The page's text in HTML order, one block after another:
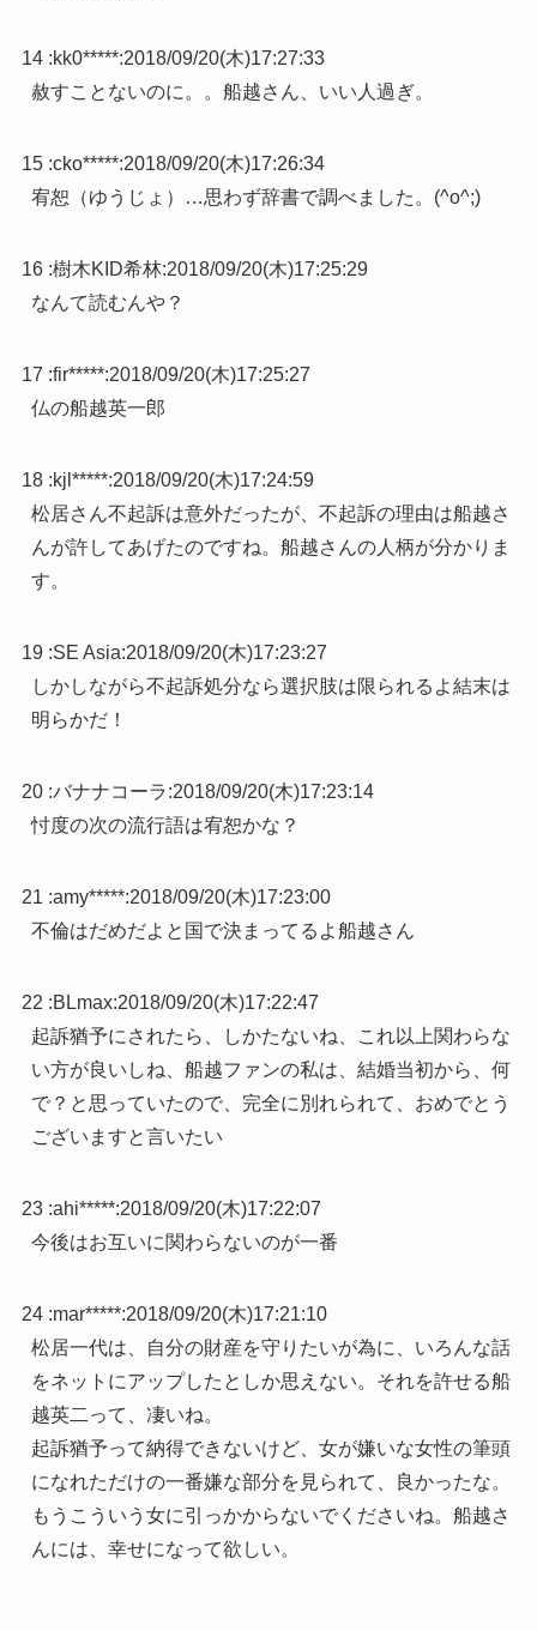
14 :kk0*****:2018/09/20(木)17:27:33
赦すことないのに。。船越さん、いい人過ぎ。
15 :cko*****:2018/09/20(木)17:26:34
宥恕（ゆうじょ）…思わず辞書で調べました。(^o^;)
16 :樹木KID希林:2018/09/20(木)17:25:29
なんて読むんや？
17 :fir*****:2018/09/20(木)17:25:27
仏の船越英一郎
18 :kjl*****:2018/09/20(木)17:24:59
松居さん不起訴は意外だったが、不起訴の理由は船越さ
んが許してあげたのですね。船越さんの人柄が分かりま
す。
19 :SE Asia:2018/09/20(木)17:23:27
しかしながら不起訴処分なら選択肢は限られるよ結末は
明らかだ！
20 :バナナコーラ:2018/09/20(木)17:23:14
忖度の次の流行語は宥恕かな？
21 :amy*****:2018/09/20(木)17:23:00
不倫はだめだよと国で決まってるよ船越さん
22 :BLmax:2018/09/20(木)17:22:47
起訴猶予にされたら、しかたないね、これ以上関わらな
い方が良いしね、船越ファンの私は、結婚当初から、何
で？と思っていたので、完全に別れられて、おめでとう
ございますと言いたい
23 :ahi*****:2018/09/20(木)17:22:07
今後はお互いに関わらないのが一番
24 :mar*****:2018/09/20(木)17:21:10
松居一代は、自分の財産を守りたいが為に、いろんな話
をネットにアップしたとしか思えない。それを許せる船
越英二って、凄いね。
起訴猶予って納得できないけど、女が嫌いな女性の筆頭
になれただけの一番嫌な部分を見られて、良かったな。
もうこういう女に引っかからないでくださいね。船越さ
んには、幸せになって欲しい。